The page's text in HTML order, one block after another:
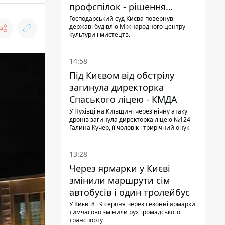
профспілок - рішення
Господарського суду
Господарський суд Києва повернув
державі будівлю Міжнародного центру
культури і мистецтв.
14:58
Під Києвом від обстрілу
загинула директорка
Спаського ліцею - КМДА
У Пухівці на Київщині через нічну атаку
дронів загинула директорка ліцею №124
Галина Кучер, її чоловік і трирічний онук
13:28
Через ярмарки у Києві
змінили маршрути сім
автобусів і один тролейбус
У Києві 8 і 9 серпня через сезонні ярмарки
тимчасово змінили рух громадського
транспорту